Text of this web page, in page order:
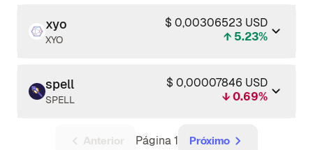
xyo
XYO
$ 0,00306523 USD
↑ 5.23%
spell
SPELL
$ 0,00007846 USD
↓ 0.69%
Anterior Página 1 Próximo